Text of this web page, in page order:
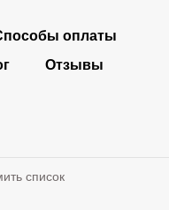
оплаты
Отзывы
список